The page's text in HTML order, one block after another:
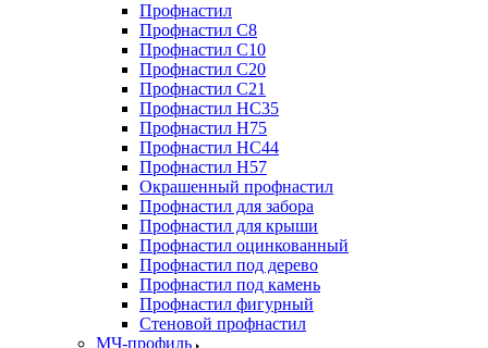
Профнастил
Профнастил С8
Профнастил С10
Профнастил С20
Профнастил С21
Профнастил НС35
Профнастил Н75
Профнастил HC44
Профнастил Н57
Окрашенный профнастил
Профнастил для забора
Профнастил для крыши
Профнастил оцинкованный
Профнастил под дерево
Профнастил под камень
Профнастил фигурный
Стеновой профнастил
МЧ-профиль